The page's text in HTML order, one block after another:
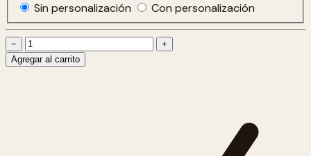
Sin personalización Con personalización
−
+
Agregar al carrito